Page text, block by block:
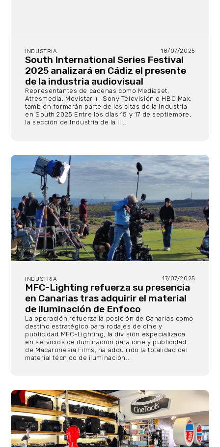
INDUSTRIA 18/07/2025
South International Series Festival
2025 analizará en Cádiz el presente
de la industria audiovisual
Representantes de cadenas como Mediaset,
Atresmedia, Movistar +, Sony Televisión o HBO Max,
también formarán parte de las citas de la industria
en South 2025 Entre los días 15 y 17 de septiembre,
la sección de Industria de la III...
INDUSTRIA 17/07/2025
MFC-Lighting refuerza su presencia
en Canarias tras adquirir el material
de iluminación de Enfoco
La operación refuerza la posición de Canarias como
destino estratégico para rodajes de cine y
publicidad MFC-Lighting, la división especializada
en servicios de iluminación para cine y publicidad
de Macaronesia Films, ha adquirido la totalidad del
material técnico de iluminación...